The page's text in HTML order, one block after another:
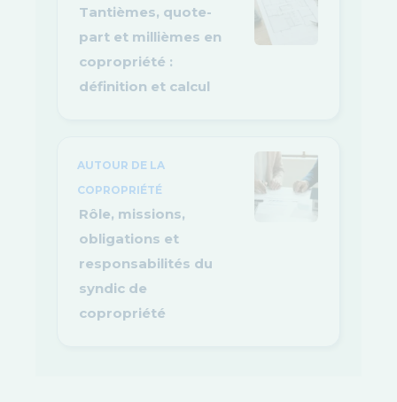
Tantièmes, quote-
part et millièmes en
copropriété :
définition et calcul
AUTOUR DE LA
COPROPRIÉTÉ
Rôle, missions,
obligations et
responsabilités du
syndic de
copropriété